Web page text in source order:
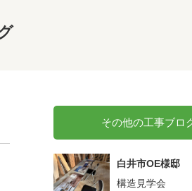
その他の工事ブロ
白井市OE様邸
構造見学会